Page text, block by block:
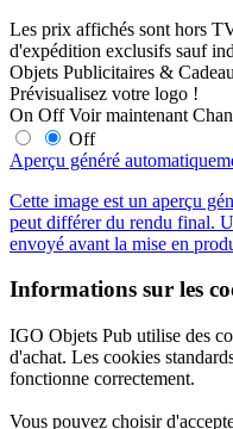
Les prix affichés sont hors
d'expédition exclusifs sauf
Objets Publicitaires &
Prévisualisez votre logo !
On Off Voir maintenant
Off
Aperçu généré
Cette image est un aperçu
peut différer du rendu final.
envoyé avant la mise en
Informations sur les
IGO Objets Pub utilise des
d'achat. Les cookies
fonctionne correctement.
Vous pouvez choisir